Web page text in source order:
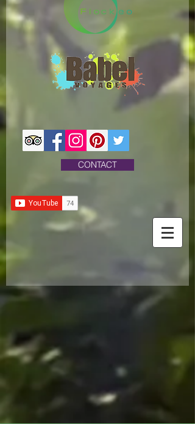
CONTACT